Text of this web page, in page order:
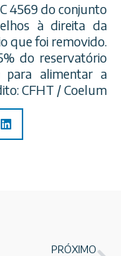
4569 do conjunto
à direita da
que foi removido.
do reservatório
alimentar a
CFHT / Coelum
PRÓXIMO